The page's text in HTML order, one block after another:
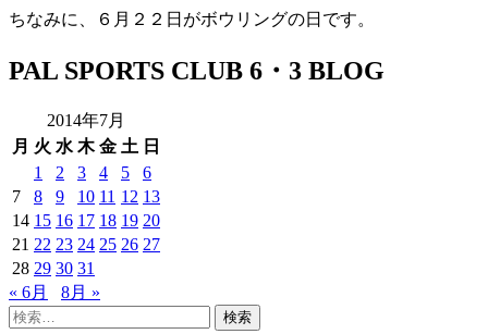
ちなみに、６月２２日がボウリングの日です。
PAL SPORTS CLUB 6・3 BLOG
2014年7月
月 火 水 木 金 土 日
1
2 3 4 5
6
7
8 9 10 11 12 13
14 15 16 17 18 19 20
21 22 23 24 25 26 27
28 29 30 31
« 6月
8月 »
検